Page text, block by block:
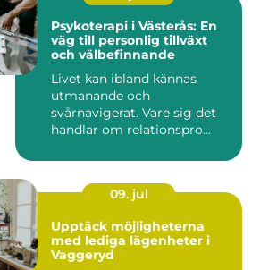
Psykoterapi i Västerås: En
väg till personlig tillväxt
och välbefinnande
Livet kan ibland kännas
utmanande och
svårnavigerat. Vare sig det
handlar om relationspro...
09. jul
Upptäck möjligheterna
med lediga lägenheter i
Vaggeryd